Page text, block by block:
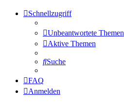
Schnellzugriff
Unbeantwortete Themen
Aktive Themen
Suche
FAQ
Anmelden